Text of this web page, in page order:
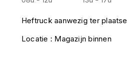
Heftruck aanwezig ter plaatse
Locatie : Magazijn binnen